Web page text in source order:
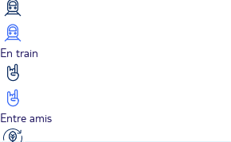
En train
Entre amis